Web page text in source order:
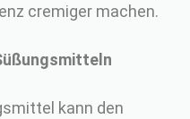
cremiger machen.
kann den